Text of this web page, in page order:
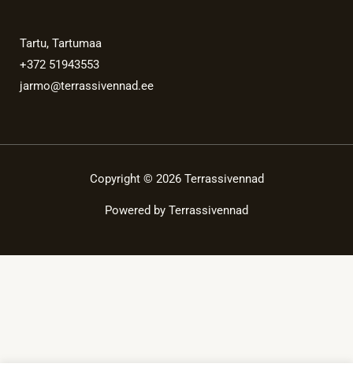
Tartu, Tartumaa
+372 51943553
jarmo@terrassivennad.ee
Copyright © 2026 Terrassivennad
Powered by Terrassivennad